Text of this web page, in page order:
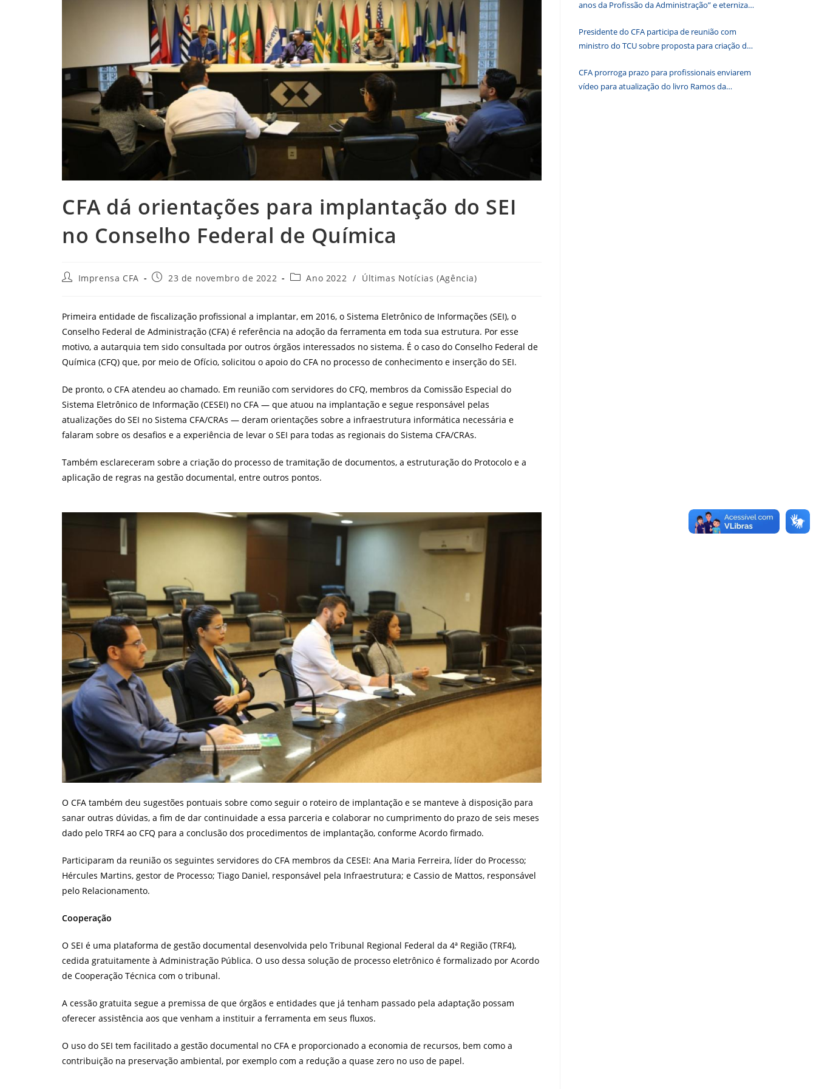
CFA dá orientações para implantação do SEI
no Conselho Federal de Química
AutorImprensa CFA
Post23 de novembro de 2022
Categoria
Ano 2022 / Últimas Notícias (Agência)
Primeira entidade de fiscalização profissional a implantar, em 2016, o Sistema Eletrônico de Informações (SEI), o
Conselho Federal de Administração (CFA) é referência na adoção da ferramenta em toda sua estrutura. Por esse
motivo, a autarquia tem sido consultada por outros órgãos interessados no sistema. É o caso do Conselho Federal de
Química (CFQ) que, por meio de Ofício, solicitou o apoio do CFA no processo de conhecimento e inserção do SEI.
De pronto, o CFA atendeu ao chamado. Em reunião com servidores do CFQ, membros da Comissão Especial do
Sistema Eletrônico de Informação (CESEI) no CFA — que atuou na implantação e segue responsável pelas
atualizações do SEI no Sistema CFA/CRAs — deram orientações sobre a infraestrutura informática necessária e
falaram sobre os desafios e a experiência de levar o SEI para todas as regionais do Sistema CFA/CRAs.
Também esclareceram sobre a criação do processo de tramitação de documentos, a estruturação do Protocolo e a
aplicação de regras na gestão documental, entre outros pontos.
O CFA também deu sugestões pontuais sobre como seguir o roteiro de implantação e se manteve à disposição para
sanar outras dúvidas, a fim de dar continuidade a essa parceria e colaborar no cumprimento do prazo de seis meses
dado pelo TRF4 ao CFQ para a conclusão dos procedimentos de implantação, conforme Acordo firmado.
Participaram da reunião os seguintes servidores do CFA membros da CESEI: Ana Maria Ferreira, líder do Processo;
Hércules Martins, gestor de Processo; Tiago Daniel, responsável pela Infraestrutura; e Cassio de Mattos, responsável
pelo Relacionamento.
Cooperação
O SEI é uma plataforma de gestão documental desenvolvida pelo Tribunal Regional Federal da 4ª Região (TRF4),
cedida gratuitamente à Administração Pública. O uso dessa solução de processo eletrônico é formalizado por Acordo
de Cooperação Técnica com o tribunal.
A cessão gratuita segue a premissa de que órgãos e entidades que já tenham passado pela adaptação possam
oferecer assistência aos que venham a instituir a ferramenta em seus fluxos.
O uso do SEI tem facilitado a gestão documental no CFA e proporcionado a economia de recursos, bem como a
contribuição na preservação ambiental, por exemplo com a redução a quase zero no uso de papel.
o
anos da Profissão da Administração” e eterniza
Presidente do CFA participa de reunião com
ministro do TCU sobre proposta para criação de
CFA prorroga prazo para profissionais enviarem
vídeo para atualização do livro Ramos da